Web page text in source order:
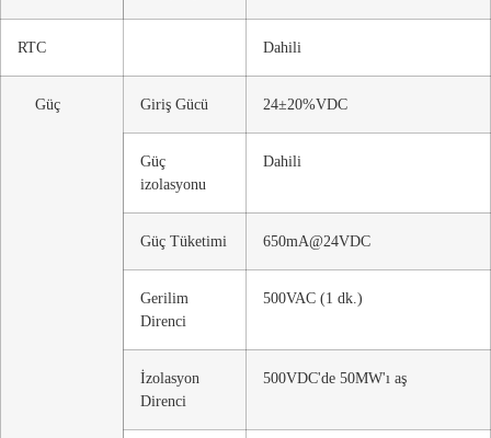
RTC Dahili
Güç Giriş Gücü 24±20%VDC
Güç
izolasyonu
Dahili
Güç Tüketimi 650mA@24VDC
Gerilim
Direnci
500VAC (1 dk.)
İzolasyon
Direnci
500VDC'de 50MW'ı aş